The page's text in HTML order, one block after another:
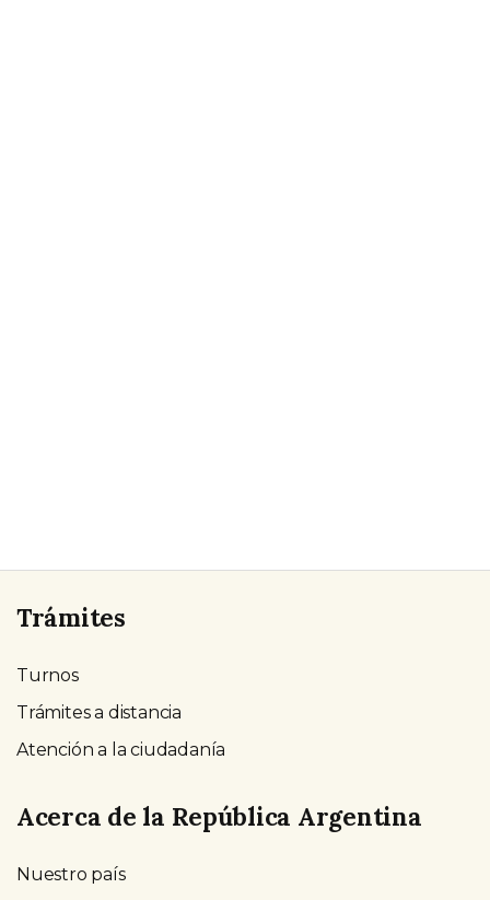
Trámites
Turnos
Trámites a distancia
Atención a la ciudadanía
Acerca de la República Argentina
Nuestro país